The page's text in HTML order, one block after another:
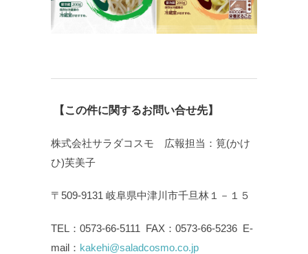
【この件に関するお問い合せ先】
株式会社サラダコスモ 広報担当：筧(かけ
ひ)芙美子
〒509-9131 岐阜県中津川市千旦林１－１５
TEL：0573-66-5111 FAX：0573-66-5236 E-
mail： kakehi@saladcosmo.co.jp